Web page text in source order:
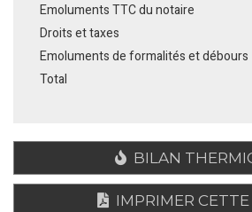
Emoluments TTC du notaire
Droits et taxes
Emoluments de formalités et débours
Total
BILAN
IMPRIMER